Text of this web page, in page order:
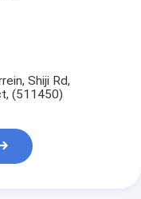
Shiji Rd,
(511450)